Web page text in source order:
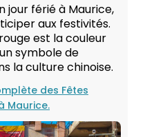
jour férié à Maurice,
aux festivités.
est la couleur
symbole de
la culture chinoise.
des Fêtes
Maurice.